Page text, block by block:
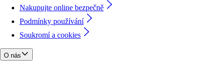
Nakupujte online bezpečně
Podmínky používání
Soukromí a cookies
O nás